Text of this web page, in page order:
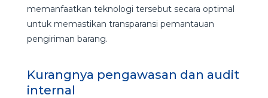
memanfaatkan teknologi tersebut secara optimal
untuk memastikan transparansi pemantauan
pengiriman barang.
Kurangnya pengawasan dan audit
internal